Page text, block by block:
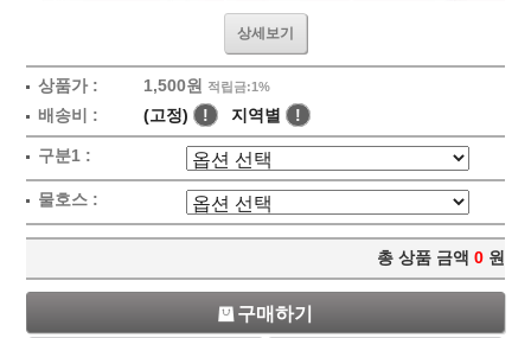
상세보기
상품가 : 1,500원 적립금:1%
배송비 : (고정) ! 지역별 !
구분1 :
물호스 :
총 상품 금액 0 원
구매하기